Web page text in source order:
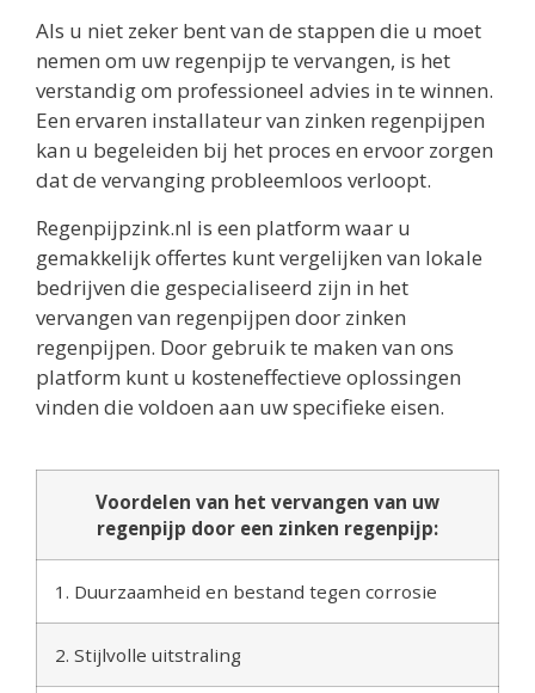
Als u niet zeker bent van de stappen die u moet
nemen om uw regenpijp te vervangen, is het
verstandig om professioneel advies in te winnen.
Een ervaren installateur van zinken regenpijpen
kan u begeleiden bij het proces en ervoor zorgen
dat de vervanging probleemloos verloopt.
Regenpijpzink.nl is een platform waar u
gemakkelijk offertes kunt vergelijken van lokale
bedrijven die gespecialiseerd zijn in het
vervangen van regenpijpen door zinken
regenpijpen. Door gebruik te maken van ons
platform kunt u kosteneffectieve oplossingen
vinden die voldoen aan uw specifieke eisen.
Voordelen van het vervangen van uw
regenpijp door een zinken regenpijp:
1. Duurzaamheid en bestand tegen corrosie
2. Stijlvolle uitstraling